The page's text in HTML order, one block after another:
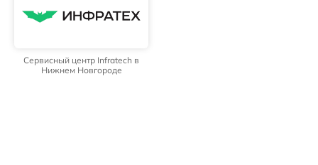
Сервисный центр Infratech в
Нижнем Новгороде